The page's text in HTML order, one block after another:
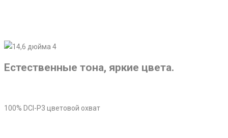
Естественные тона, яркие цвета.
100% DCI-P3 цветовой охват